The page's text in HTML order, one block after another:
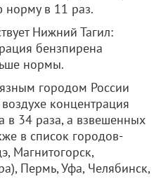
норму в 11 раз.
Нижний Тагил:
бензпирена
нормы.
городом России
концентрация
в 34 раза, а взвешенных
в список городов-
Магнитогорск,
Пермь, Уфа, Челябинск,